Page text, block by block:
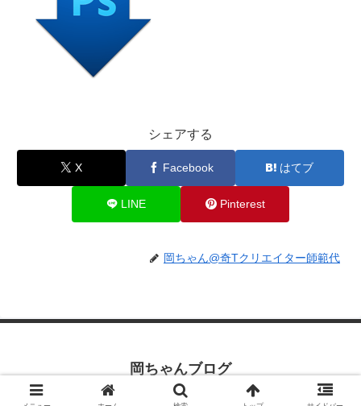
シェアする
X Facebook はてブ
LINE Pinterest
岡ちゃん@奇Tクリエイター師範代
岡ちゃんブログ
© 2019 岡ちゃんブログ.